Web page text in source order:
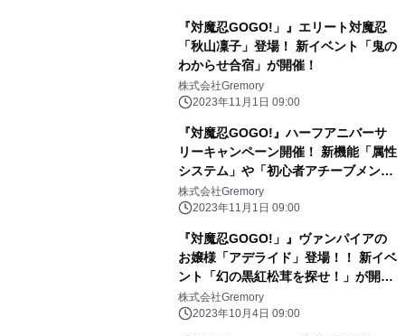
『対魔忍GOGO!」』エリート対魔忍
「秋山凜子」登場！ 新イベント「鬼の
わからせ合宿」が開催！
株式会社Gremory
2023年11月1日 09:00
『対魔忍GOGO!』ハーフアニバーサ
リーキャンペーン開催！ 新機能「属性
システム」や「初心者アチーブメン
ト」が実装！
株式会社Gremory
2023年11月1日 09:00
『対魔忍GOGO!」』ヴァンパイアの
お嬢様「アデライド」登場！！ 新イベ
ント「幻の黒紅松茸を探せ！」が開催
中！
株式会社Gremory
2023年10月4日 09:00